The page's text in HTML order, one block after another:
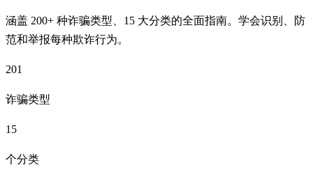
涵盖 200+ 种诈骗类型、15 大分类的全面指南。学会识别、防
范和举报每种欺诈行为。
201
诈骗类型
15
个分类